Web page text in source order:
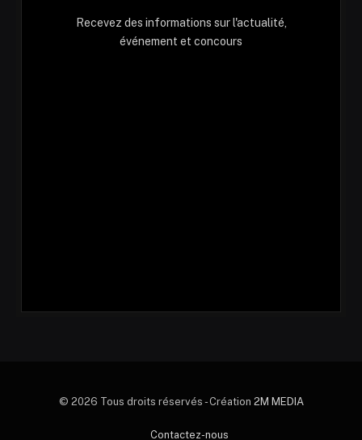
Recevez des informations sur l'actualité,
événement et concours
© 2026 Tous droits réservés - Création 2M MEDIA
Contactez-nous